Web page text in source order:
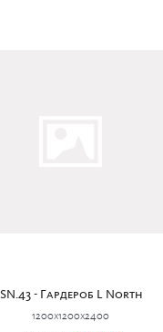
SN.43 - Гардероб L North
1200x1200x2400